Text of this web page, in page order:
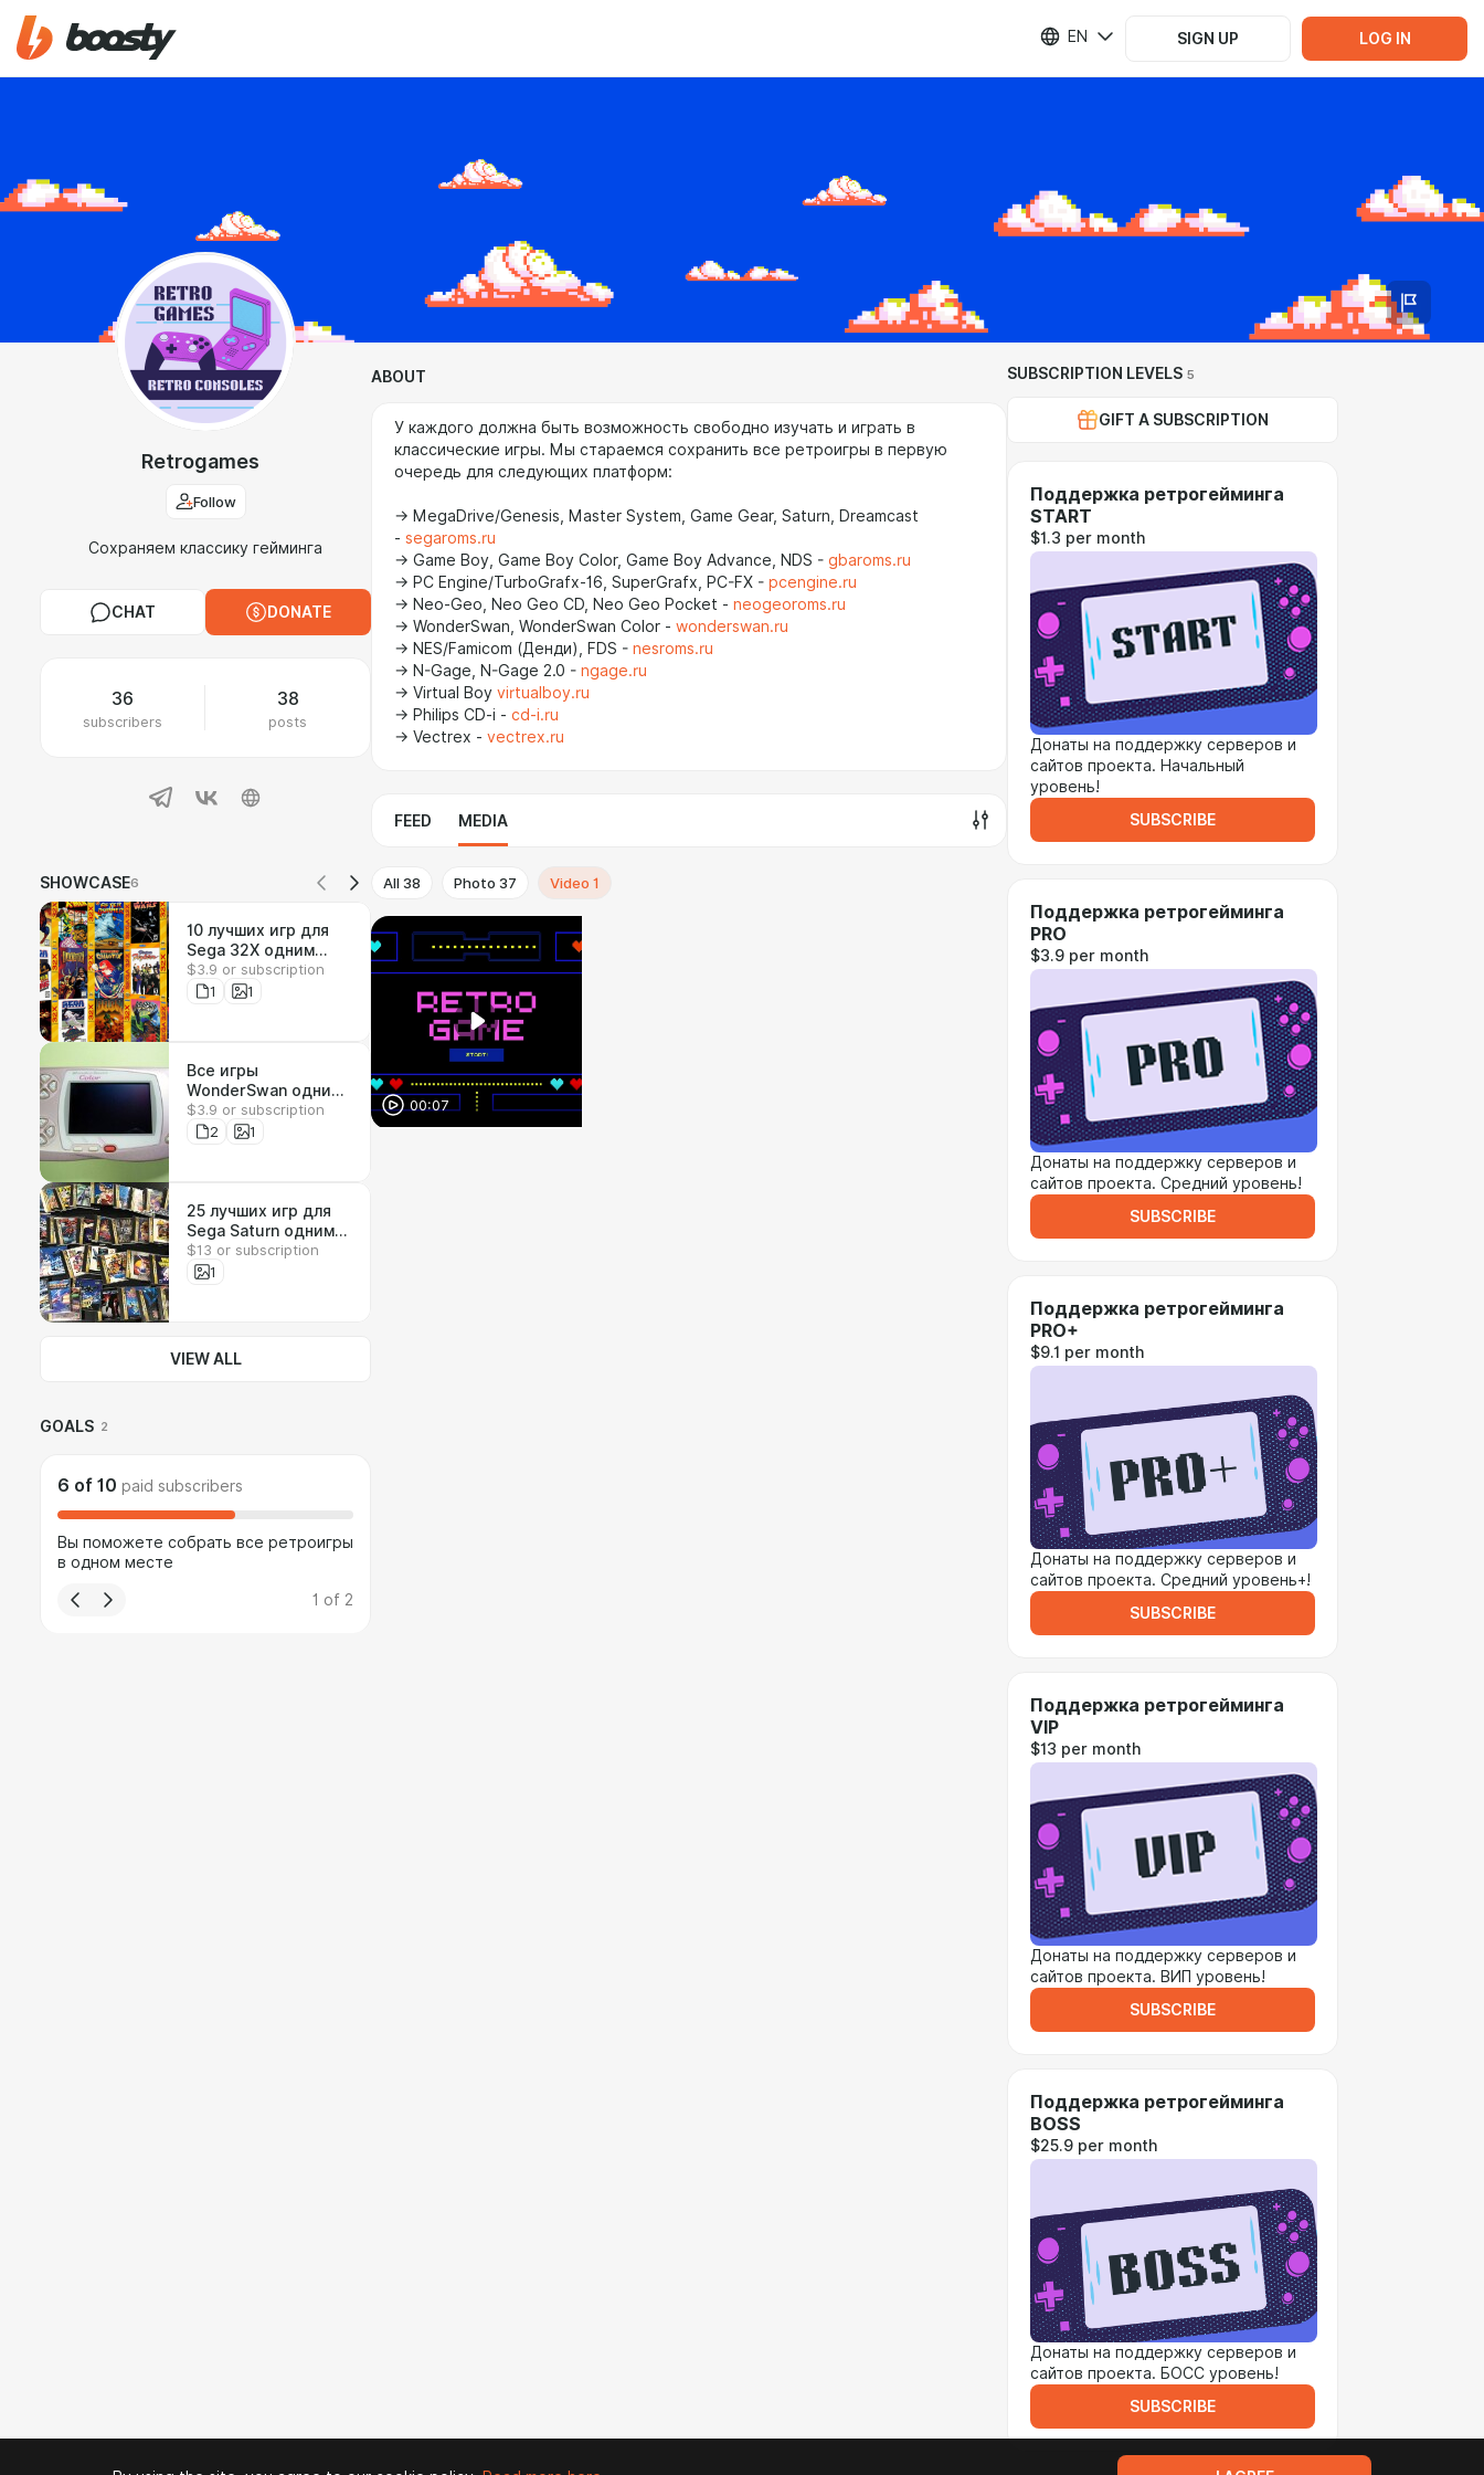
EN SIGN UP LOG IN
Retrogames
Follow
Сохраняем классику гейминга
CHAT DONATE
36
subscribers
38
posts
SHOWCASE6
10 лучших игр для
Sega 32X одним
файлом
$3.9 or subscription
1
1
Все игры
WonderSwan одним
файлом
$3.9 or subscription
2
1
25 лучших игр для
Sega Saturn одним
файлом
$13 or subscription
1
VIEW ALL
GOALS 2
6 of 10 paid subscribers
Вы поможете собрать все ретроигры
в одном месте
1 of 2
ABOUT
У каждого должна быть возможность свободно изучать и играть в
классические игры. Мы стараемся сохранить все ретроигры в первую
очередь для следующих платформ:
→ MegaDrive/Genesis, Master System, Game Gear, Saturn, Dreamcast
- segaroms.ru
→ Game Boy, Game Boy Color, Game Boy Advance, NDS - gbaroms.ru
→ PC Engine/TurboGrafx-16, SuperGrafx, PC-FX - pcengine.ru
→ Neo-Geo, Neo Geo CD, Neo Geo Pocket - neogeoroms.ru
→ WonderSwan, WonderSwan Color - wonderswan.ru
→ NES/Famicom (Денди), FDS - nesroms.ru
→ N-Gage, N-Gage 2.0 - ngage.ru
→ Virtual Boy virtualboy.ru
→ Philips CD-i - cd-i.ru
→ Vectrex - vectrex.ru
FEED MEDIA
All38 Photo 37 Video 1
00:07
SUBSCRIPTION LEVELS 5
GIFT A SUBSCRIPTION
Поддержка ретрогейминга
START
$1.3 per month
Донаты на поддержку серверов и
сайтов проекта. Начальный
уровень!
SUBSCRIBE
Поддержка ретрогейминга
PRO
$3.9 per month
Донаты на поддержку серверов и
сайтов проекта. Средний уровень!
SUBSCRIBE
Поддержка ретрогейминга
PRO+
$9.1 per month
Донаты на поддержку серверов и
сайтов проекта. Средний уровень+!
SUBSCRIBE
Поддержка ретрогейминга
VIP
$13 per month
Донаты на поддержку серверов и
сайтов проекта. ВИП уровень!
SUBSCRIBE
Поддержка ретрогейминга
BOSS
$25.9 per month
Донаты на поддержку серверов и
сайтов проекта. БОСС уровень!
SUBSCRIBE